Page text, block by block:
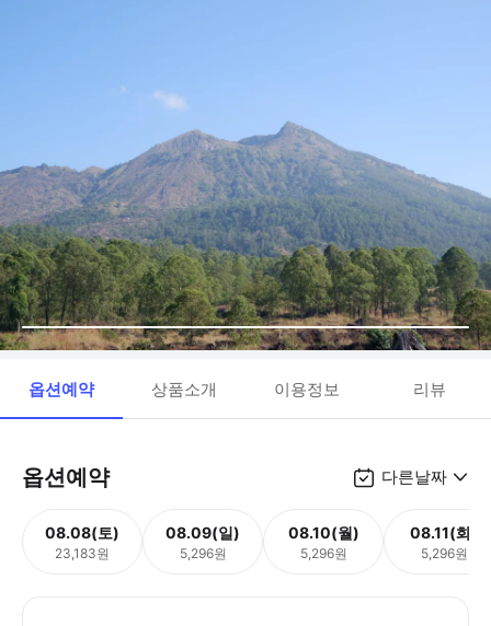
옵션예약 상품소개 이용정보 리뷰
옵션예약 다른날짜
08.08(토)
23,183원
08.09(일)
5,296원
08.10(월)
5,296원
08.11(화)
5,296원